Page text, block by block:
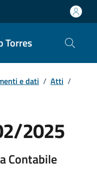
Torres
e dati / Atti /
2025
Contabile